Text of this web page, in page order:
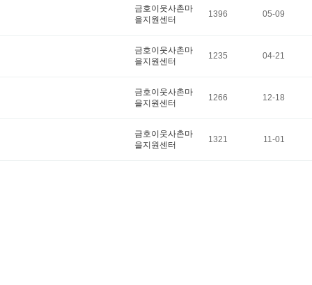
금호이웃사촌마
을지원센터
1396 05-09
금호이웃사촌마
을지원센터
1235 04-21
금호이웃사촌마
을지원센터
1266 12-18
금호이웃사촌마
을지원센터
1321 11-01